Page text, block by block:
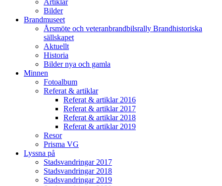
Artiklar
Bilder
Brandmuseet
Årsmöte och veteranbrandbilsrally Brandhistoriska
sällskapet
Aktuellt
Historia
Bilder nya och gamla
Minnen
Fotoalbum
Referat & artiklar
Referat & artiklar 2016
Referat & artiklar 2017
Referat & artiklar 2018
Referat & artiklar 2019
Resor
Prisma VG
Lyssna på
Stadsvandringar 2017
Stadsvandringar 2018
Stadsvandringar 2019